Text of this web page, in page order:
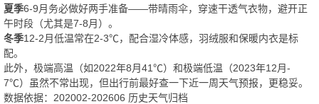
夏季6-9月务必做好两手准备——带晴雨伞，穿速干透气衣物，避开正
午时段（尤其是7-8月）。
冬季12-2月低温常在2-3℃，配合湿冷体感，羽绒服和保暖内衣是标
配。
此外，极端高温（如2022年8月41℃）和极端低温（2023年12月-
7℃）虽然不常出现，但出行前最好查一下近一周天气预报，更稳妥。
数据依据：202002-202606 历史天气归档